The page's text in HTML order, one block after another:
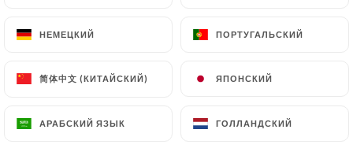
НЕМЕЦКИЙ ПОРТУГАЛЬСКИЙ
简体中文 (КИТАЙСКИЙ) ЯПОНСКИЙ
АРАБСКИЙ ЯЗЫК ГОЛЛАНДСКИЙ
НЕМЕЦКИЙ ПОРТУГАЛЬСКИЙ
简体中文 (КИТАЙСКИЙ) ЯПОНСКИЙ
АРАБСКИЙ ЯЗЫК ГОЛЛАНДСКИЙ